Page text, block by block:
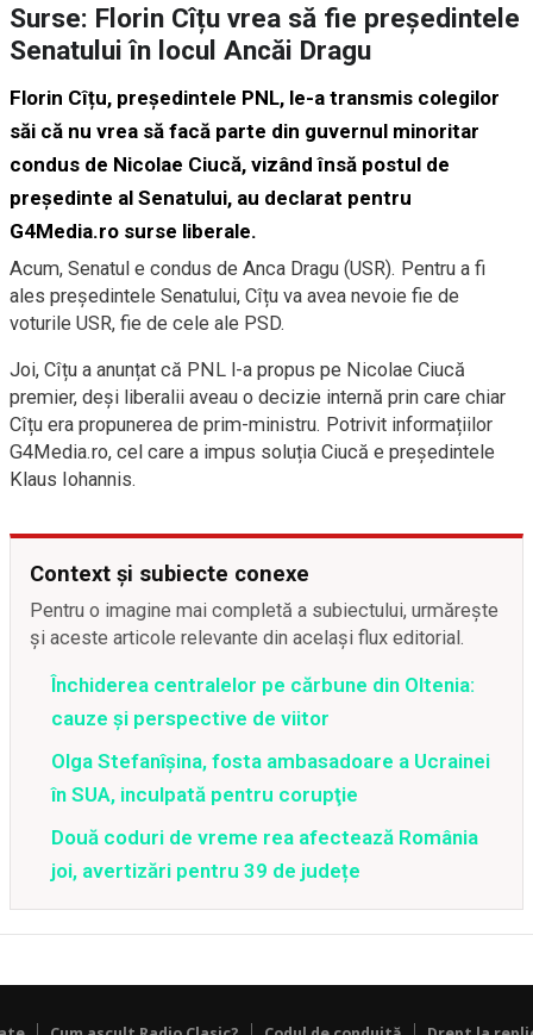
Surse: Florin Cîțu vrea să fie președintele
Senatului în locul Ancăi Dragu
Florin Cîțu, președintele PNL, le-a transmis colegilor
săi că nu vrea să facă parte din guvernul minoritar
condus de Nicolae Ciucă, vizând însă postul de
președinte al Senatului, au declarat pentru
G4Media.ro surse liberale.
Acum, Senatul e condus de Anca Dragu (USR). Pentru a fi
ales președintele Senatului, Cîțu va avea nevoie fie de
voturile USR, fie de cele ale PSD.
Joi, Cîțu a anunțat că PNL l-a propus pe Nicolae Ciucă
premier, deși liberalii aveau o decizie internă prin care chiar
Cîțu era propunerea de prim-ministru. Potrivit informațiilor
G4Media.ro, cel care a impus soluția Ciucă e președintele
Klaus Iohannis.
Context și subiecte conexe
Pentru o imagine mai completă a subiectului, urmărește
și aceste articole relevante din același flux editorial.
Închiderea centralelor pe cărbune din Oltenia:
cauze și perspective de viitor
Olga Stefanîşina, fosta ambasadoare a Ucrainei
în SUA, inculpată pentru corupţie
Două coduri de vreme rea afectează România
joi, avertizări pentru 39 de județe